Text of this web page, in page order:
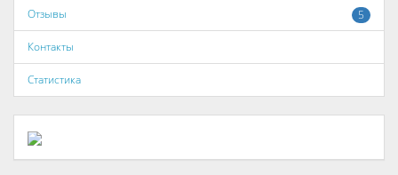
5
Отзывы
Контакты
Статистика